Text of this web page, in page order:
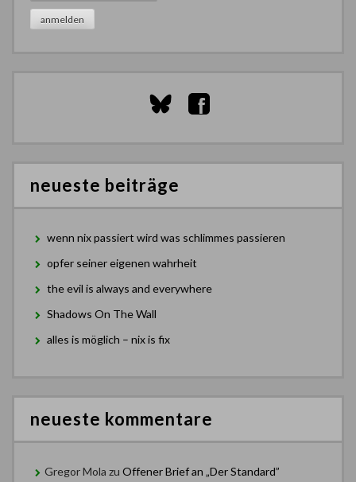
neueste beiträge
wenn nix passiert wird was schlimmes passieren
opfer seiner eigenen wahrheit
the evil is always and everywhere
Shadows On The Wall
alles is möglich – nix is fix
neueste kommentare
Gregor Mola zu Offener Brief an „Der Standard”